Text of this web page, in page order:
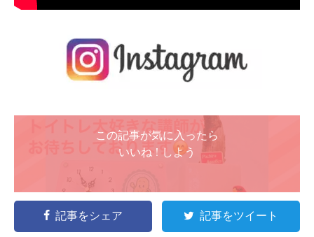
この記事が気に入ったら
いいね ! しよう
記事をシェア 記事をツイート